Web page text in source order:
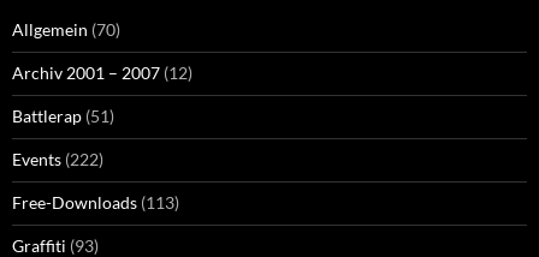
Allgemein (70)
Archiv 2001 – 2007 (12)
Battlerap (51)
Events (222)
Free-Downloads (113)
Graffiti (93)